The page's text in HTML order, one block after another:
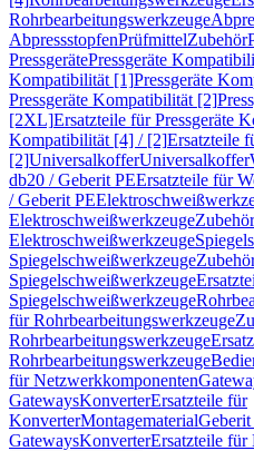
Rohrbearbeitungswerkzeuge
AbpressstopfenPrüfmittelZubehör
PressgerätePressgeräte
Kompatibilität [1]Pressgeräte
Pressgeräte Kompatibilität [2]
[2XL]Ersatzteile für Pressgeräte
Kompatibilität [4] / [2]Ersatzteile
[2]UniversalkofferUniversalkoffer
db20 / Geberit PEErsatzteile für
/ Geberit PE
Elektroschweißwerkzeuge
Elektroschweißwerkzeuge
Spiegelschweißwerkzeuge
Spiegelschweißwerkzeuge
Spiegelschweißwerkzeuge
für Rohrbearbeitungswerkzeuge
Rohrbearbeitungswerkzeuge
Rohrbearbeitungswerkzeuge
für Netzwerkkomponenten
GatewaysKonverterErsatzteile für
KonverterMontagematerial
GatewaysKonverterErsatzteile für